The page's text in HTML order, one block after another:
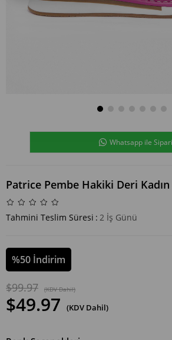
Whatsapp ile
Patrice Pembe Hakiki Deri
Tahmini Teslim Süresi : 2 İş Günü
%50 İndirim
$99.97 (KDV Dahil)
$49.97 (KDV Dahil)